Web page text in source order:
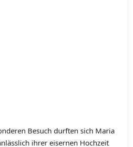
Besuch durften sich Maria
ihrer eisernen Hochzeit